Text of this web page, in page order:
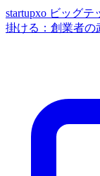
startupxo ビッグテ
掛ける：創業者の